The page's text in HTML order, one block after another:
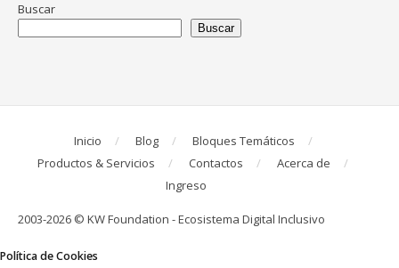
Buscar
Buscar
Inicio Blog
Bloques Temáticos
Productos & Servicios
Contactos
Acerca de
Ingreso
2003-2026 © KW Foundation - Ecosistema Digital Inclusivo
Política de Cookies